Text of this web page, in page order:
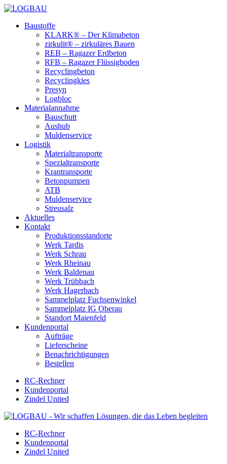
Baustoffe
KLARK® – Der Klimabeton
zirkulit® – zirkuläres Bauen
REB – Ragazer Erdbeton
RFB – Ragazer Flüssigboden
Recyclingbeton
Recyclingkies
Presyn
Logbloc
Materialannahme
Bauschutt
Aushub
Muldenservice
Logistik
Materialtransporte
Spezialtransporte
Krantransporte
Betonpumpen
ATB
Muldenservice
Streusalz
Aktuelles
Kontakt
Produktionsstandorte
Werk Tardis
Werk Schrau
Werk Rheinau
Werk Baldenau
Werk Trübbach
Werk Hagerbach
Sammelplatz Fuchsenwinkel
Sammelplatz IG Oberau
Standort Maienfeld
Kundenportal
Aufträge
Lieferscheine
Benachrichtigungen
Bestellen
RC-Rechner
Kundenportal
Zindel United
RC-Rechner
Kundenportal
Zindel United